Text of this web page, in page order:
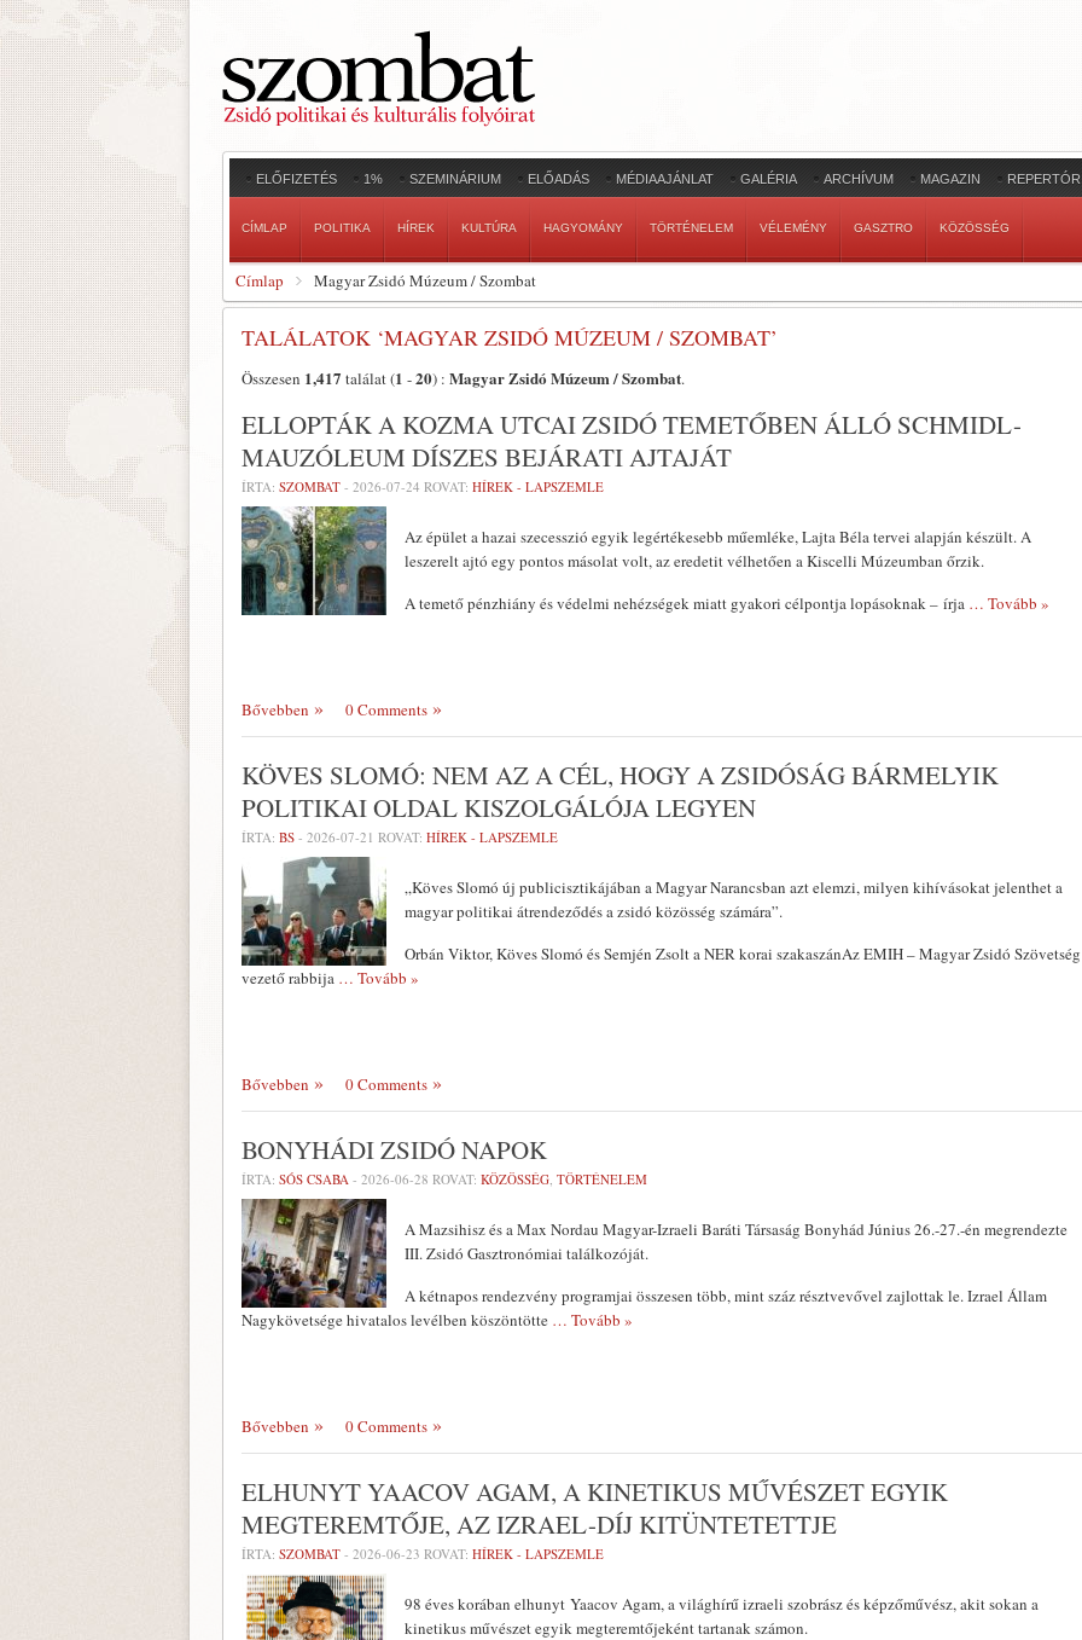
ELŐFIZETÉS 1% SZEMINÁRIUM ELŐADÁS MÉDIAAJÁNLAT GALÉRIA ARCHÍVUM MAGAZIN
CÍMLAP POLITIKA HÍREK KULTÚRA HAGYOMÁNY TÖRTÉNELEM VÉLEMÉNY GASZTRO KÖZÖSSÉG
Címlap Magyar Zsidó Múzeum / Szombat
TALÁLATOK ‘MAGYAR ZSIDÓ MÚZEUM / SZOMBAT’
Összesen 1,417 találat (1 -20) : Magyar Zsidó Múzeum / Szombat.
ELLOPTÁK A KOZMA UTCAI ZSIDÓ TEMETŐBEN ÁLLÓ SCHMIDL-
MAUZÓLEUM DÍSZES BEJÁRATI AJTAJÁT
ÍRTA: SZOMBAT - 2026-07-24 ROVAT: HÍREK - LAPSZEMLE
Az épület a hazai szecesszió egyik legértékesebb műemléke, Lajta Béla tervei alapján készült. A
leszerelt ajtó egy pontos másolat volt, az eredetit vélhetően a Kiscelli Múzeumban őrzik.
A temető pénzhiány és védelmi nehézségek miatt gyakori célpontja lopásoknak – írja … Tovább »
Bővebben 0 Comments
KÖVES SLOMÓ: NEM AZ A CÉL, HOGY A ZSIDÓSÁG BÁRMELYIK
POLITIKAI OLDAL KISZOLGÁLÓJA LEGYEN
ÍRTA: BS - 2026-07-21 ROVAT: HÍREK - LAPSZEMLE
„Köves Slomó új publicisztikájában a Magyar Narancsban azt elemzi, milyen kihívásokat jelenthet a
magyar politikai átrendeződés a zsidó közösség számára”.
Orbán Viktor, Köves Slomó és Semjén Zsolt a NER korai szakaszánAz EMIH – Magyar Zsidó Szövetség
vezető rabbija … Tovább »
Bővebben 0 Comments
BONYHÁDI ZSIDÓ NAPOK
ÍRTA: SÓS CSABA - 2026-06-28 ROVAT: KÖZÖSSÉG, TÖRTÉNELEM
A Mazsihisz és a Max Nordau Magyar-Izraeli Baráti Társaság Bonyhád Június 26.-27.-én megrendezte
III. Zsidó Gasztronómiai találkozóját.
A kétnapos rendezvény programjai összesen több, mint száz résztvevővel zajlottak le. Izrael Állam
Nagykövetsége hivatalos levélben köszöntötte … Tovább »
Bővebben 0 Comments
ELHUNYT YAACOV AGAM, A KINETIKUS MŰVÉSZET EGYIK
MEGTEREMTŐJE, AZ IZRAEL-DÍJ KITÜNTETETTJE
ÍRTA: SZOMBAT - 2026-06-23 ROVAT: HÍREK - LAPSZEMLE
98 éves korában elhunyt Yaacov Agam, a világhírű izraeli szobrász és képzőművész, akit sokan a
kinetikus művészet egyik megteremtőjeként tartanak számon.